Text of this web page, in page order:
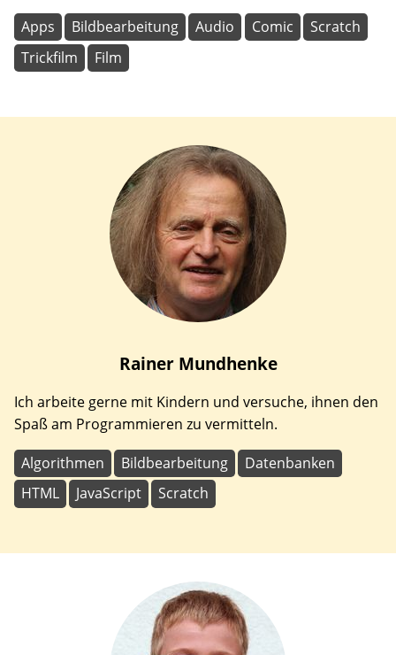
Apps Bildbearbeitung Audio Comic
Scratch
Trickfilm
Film
Rainer Mundhenke
Ich arbeite gerne mit Kindern und versuche, ihnen den
Spaß am Programmieren zu vermitteln.
Algorithmen Bildbearbeitung
Datenbanken
HTML
JavaScript Scratch